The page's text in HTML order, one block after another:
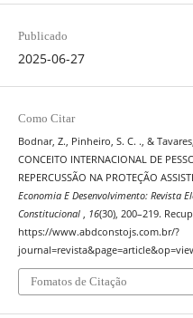
Publicado
2025-06-27
Como Citar
Bodnar, Z., Pinheiro, S. C. ., &
CONCEITO INTERNACIONAL DE
REPERCUSSÃO NA PROTEÇÃO
Economia E Desenvolvimento: Revista
Constitucional
16(30), 200–219.
https://www.abdconstojs.com.br/?
Fomatos de Citação